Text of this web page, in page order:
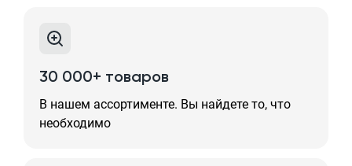
30 000+ товаров
В нашем ассортименте. Вы найдете то, что
необходимо